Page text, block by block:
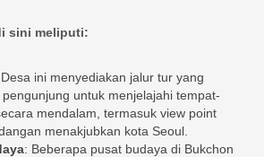
sini meliputi:
ini menyediakan jalur tur yang
untuk menjelajahi tempat-
mendalam, termasuk view point
menakjubkan kota Seoul.
: Beberapa pusat budaya di Bukchon